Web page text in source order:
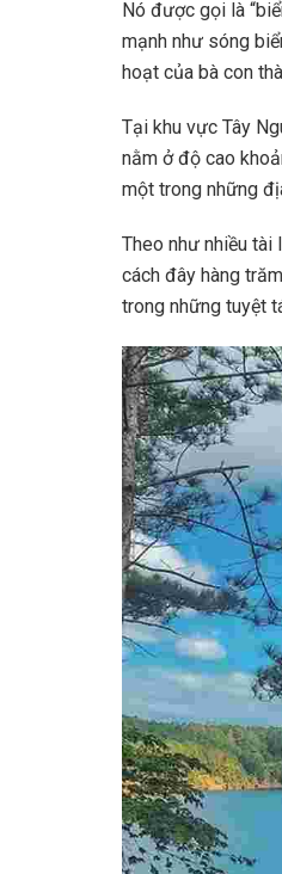
Nó được gọi là
mạnh như sóng
hoạt của bà con
Tại khu vực Tây
nằm ở độ cao
một trong những
Theo như nhiều
cách đây hàng
trong những tuyệt